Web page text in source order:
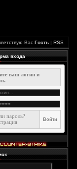
Вас Гость | RSS
входа
ваш логин и
пароль?